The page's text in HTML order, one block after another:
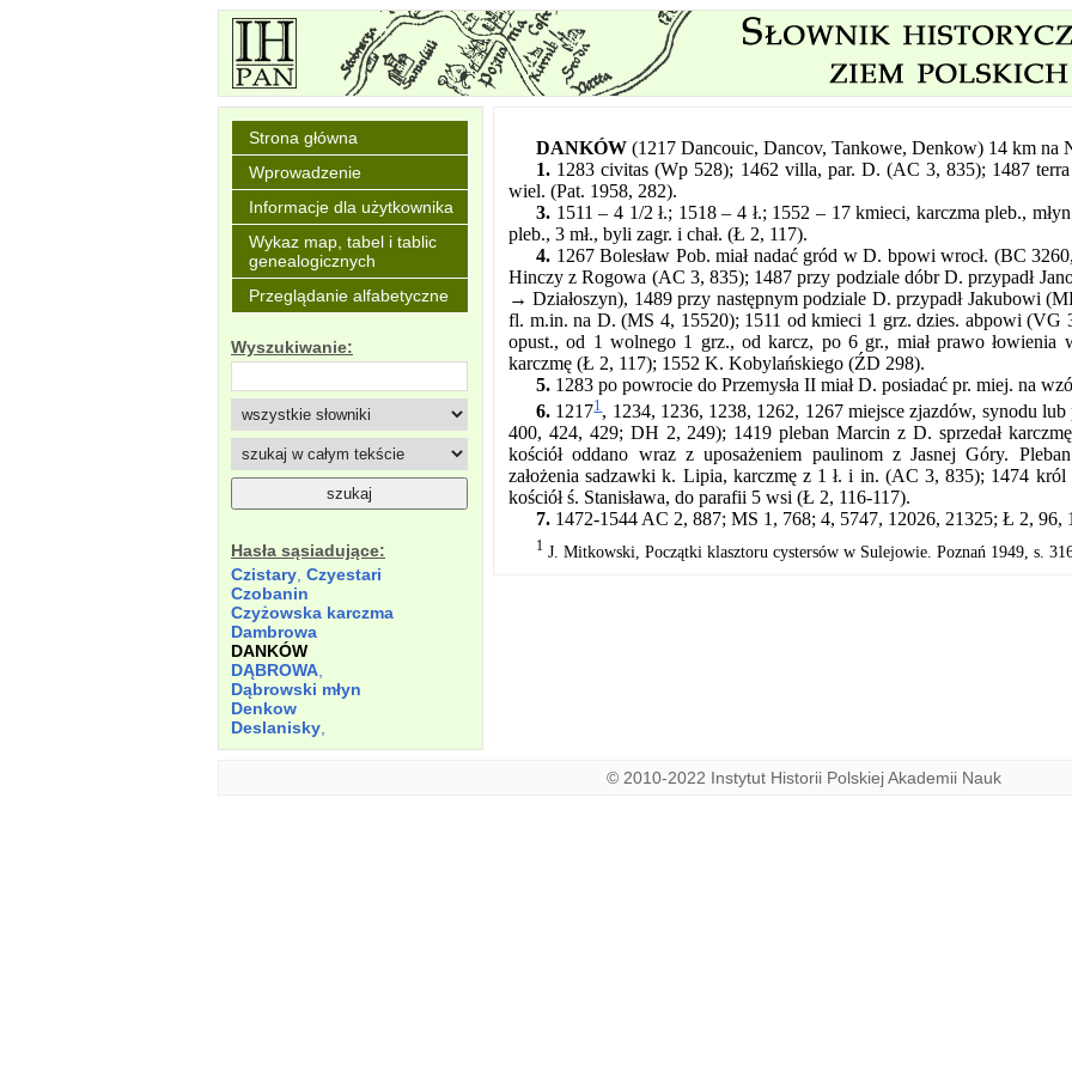
Strona główna
Wprowadzenie
Informacje dla użytkownika
Wykaz map, tabel i tablic
genealogicznych
Przeglądanie alfabetyczne
Wyszukiwanie:
Hasła sąsiadujące:
Czistary Czyestari
Czobanin
Czyżowska karczma
Dambrowa
DANKÓW
DĄBROWA
Dąbrowski młyn
Denkow
Deslanisky
DANKÓW (1217 Dancouic, Dancov, Tankowe, Denkow) 14 km na
1. 1283 civitas (Wp 528); 1462 villa, par. D. (AC 3, 835); 1487
wiel. (Pat. 1958, 282).
3. 1511 – 4 1/2 ł.; 1518 – 4 ł.; 1552 – 17 kmieci, karczma pleb.,
pleb., 3 mł., byli zagr. i chał. (Ł 2, 117).
4. 1267 Bolesław Pob. miał nadać gród w D. bpowi wrocł. (BC
Hinczy z Rogowa (AC 3, 835); 1487 przy podziale dóbr D. przypadł
→ Działoszyn), 1489 przy następnym podziale D. przypadł Jakubowi
fl. m.in. na D. (MS 4, 15520); 1511 od kmieci 1 grz. dzies. abpowi (VG
opust., od 1 wolnego 1 grz., od karcz, po 6 gr., miał prawo łowienia
karczmę (Ł 2, 117); 1552 K. Kobylańskiego (ŹD 298).
5. 1283 po powrocie do Przemysła II miał D. posiadać pr. miej. na
6. 12171, 1234, 1236, 1238, 1262, 1267 miejsce zjazdów, synodu
400, 424, 429; DH 2, 249); 1419 pleban Marcin z D. sprzedał
kościół oddano wraz z uposażeniem paulinom z Jasnej Góry.
założenia sadzawki k. Lipia, karczmę z 1 ł. i in. (AC 3, 835); 1474
kościół ś. Stanisława, do parafii 5 wsi (Ł 2, 116-117).
7. 1472-1544 AC 2, 887; MS 1, 768; 4, 5747, 12026, 21325; Ł 2, 96,
1 J. Mitkowski, Początki klasztoru cystersów w Sulejowie. Poznań 1949, s.
© 2010-2022 Instytut Historii Polskiej Akademii Nauk